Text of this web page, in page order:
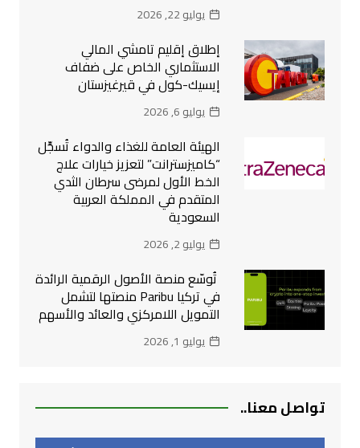
يوليو 22, 2026
إطلاق إقليم تامشي المالي
الاستثماري الخاص على ضفاف
إيسيك-كول في قيرغيزستان
يوليو 6, 2026
الهيئة العامة للغذاء والدواء تُسجِّل
“كاميزسترانت” لتعزيز خيارات علاج
الخط الأول لمرضى سرطان الثدي
المتقدم في المملكة العربية
السعودية
يوليو 2, 2026
تُوسّع منصة الأصول الرقمية الرائدة
في تركيا Paribu منصتها لتشمل
التمويل اللامركزي والعائد والأسهم
يوليو 1, 2026
تواصل معنا..